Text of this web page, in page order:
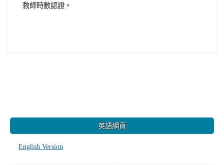
教師時數認證。
英語網頁
English Version